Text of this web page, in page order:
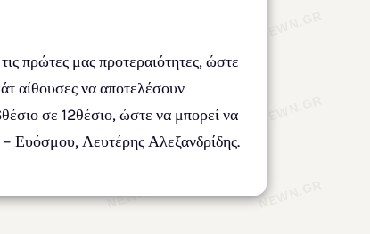
πρώτες μας προτεραιότητες, ώστε
αίθουσες να αποτελέσουν
σε 12θέσιο, ώστε να μπορεί να
– Ευόσμου, Λευτέρης Αλεξανδρίδης.